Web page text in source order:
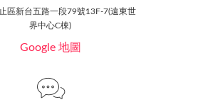
區新台五路一段79號13F-7(遠東世
界中心C棟)
Google 地圖